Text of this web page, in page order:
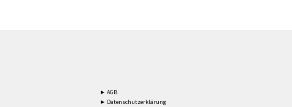
► AGB
► Datenschutzerklärung